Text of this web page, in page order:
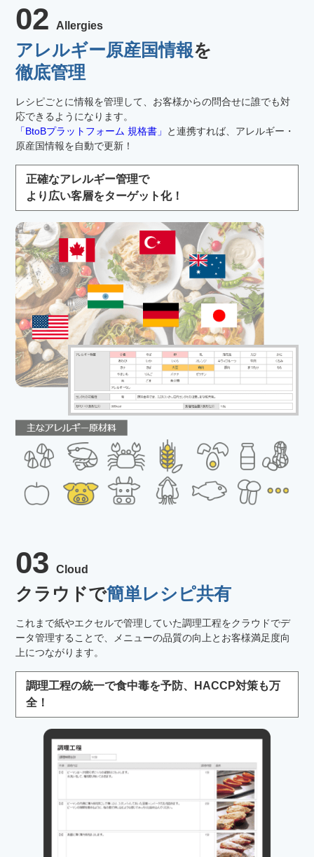
02 Allergies
アレルギー原産国情報を
徹底管理
レシピごとに情報を管理して、お客様からの問合せに誰でも対
応できるようになります。
「BtoBプラットフォーム 規格書」 と連携すれば、アレルギー・
原産国情報を自動で更新！
正確なアレルギー管理で
より広い客層をターゲット化！
03 Cloud
クラウドで簡単レシピ共有
これまで紙やエクセルで管理していた調理工程をクラウドでデ
ータ管理することで、メニューの品質の向上とお客様満足度向
上につながります。
調理工程の統一で食中毒を予防、HACCP対策も万
全！